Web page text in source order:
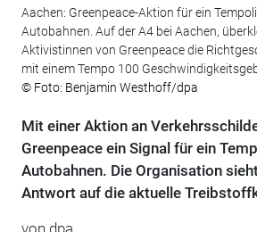
Aachen: Greenpeace-Aktion für ein
Autobahnen. Auf der A4 bei Aachen,
Aktivistinnen von Greenpeace die
mit einem Tempo 100
© Foto: Benjamin Westhoff/dpa
Mit einer Aktion an
Greenpeace ein Signal für ein
Autobahnen. Die Organisation
Antwort auf die aktuelle